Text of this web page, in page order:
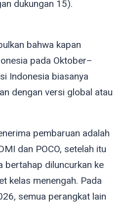
dukungan 15).
bahwa kapan
pada Oktober–
Indonesia biasanya
dengan versi global atau
pembaruan adalah
dan POCO, setelah itu
bertahap diluncurkan ke
kelas menengah. Pada
semua perangkat lain